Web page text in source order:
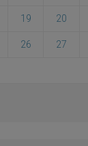
19 20
26 27